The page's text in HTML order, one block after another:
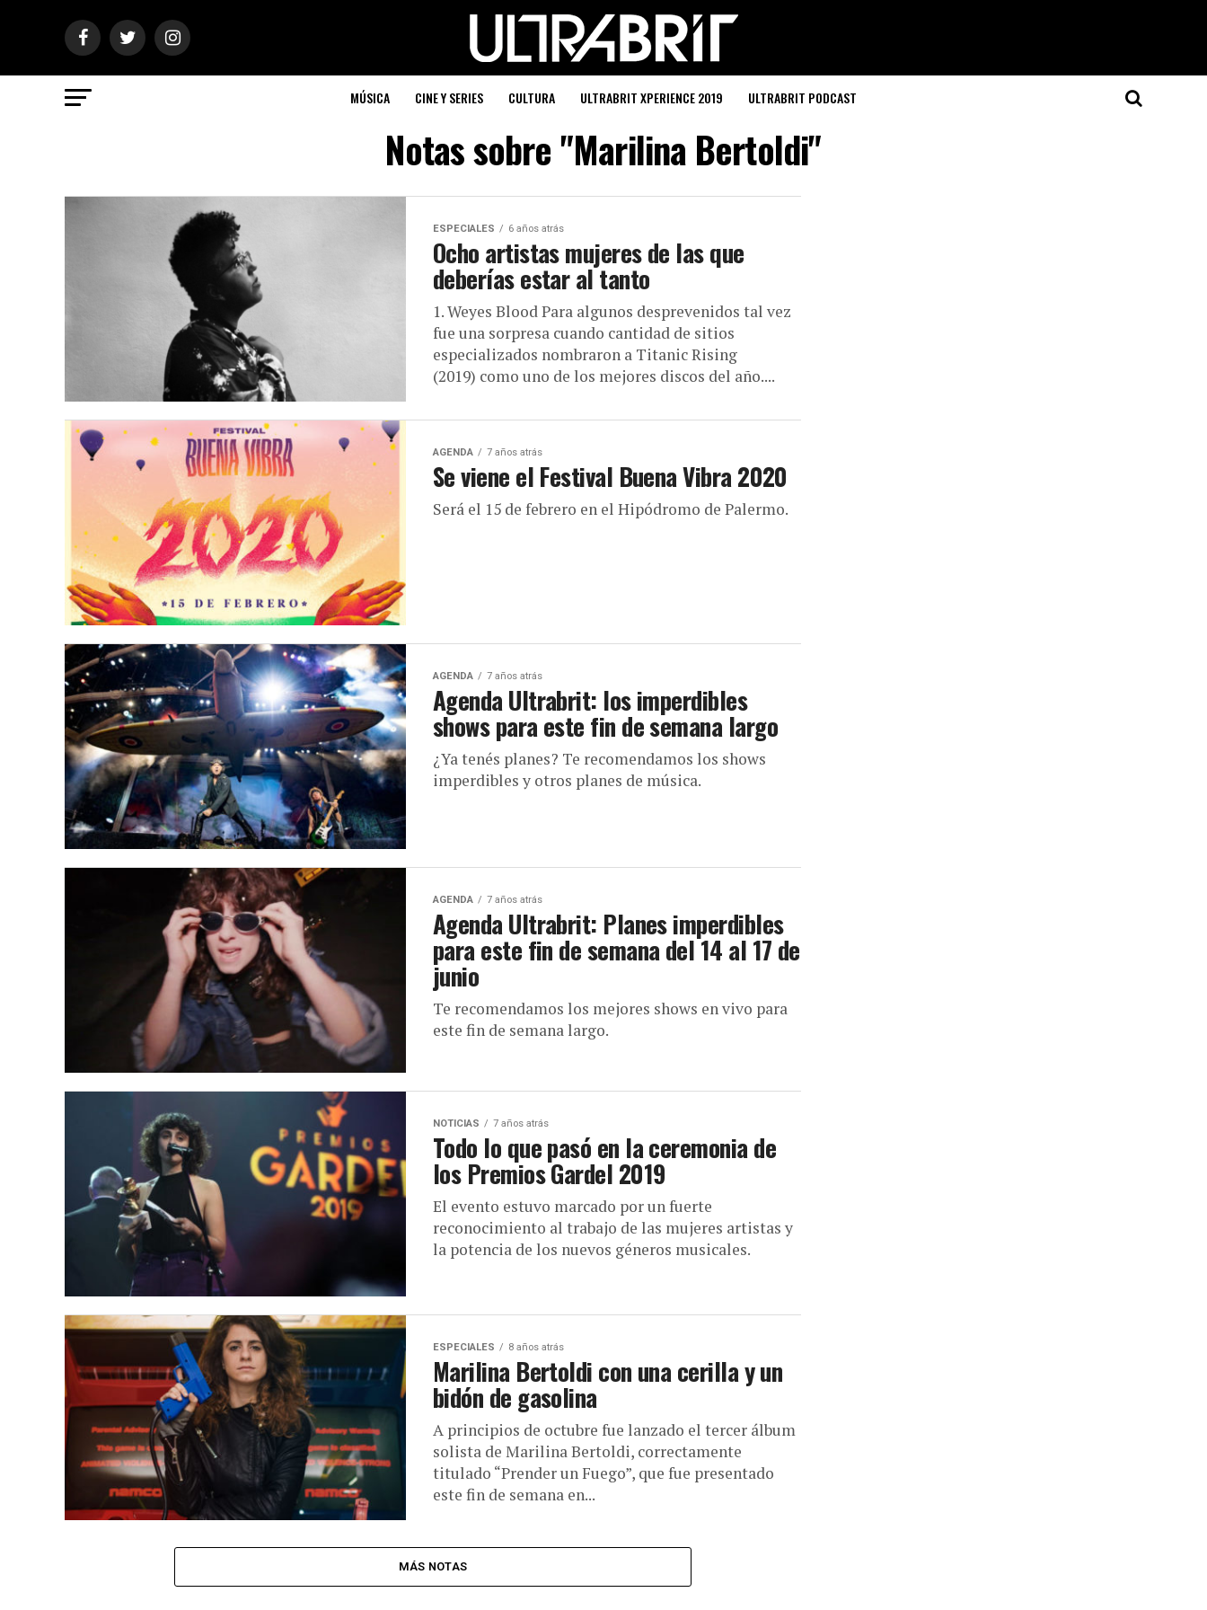
MÚSICA CINE Y SERIES CULTURA ULTRABRIT XPERIENCE 2019 ULTRABRIT PODCAST
Notas sobre "Marilina Bertoldi"
ESPECIALES 6 años atrás
Ocho artistas mujeres de las que
deberías estar al tanto
1. Weyes Blood Para algunos desprevenidos tal vez
fue una sorpresa cuando cantidad de sitios
especializados nombraron a Titanic Rising
(2019) como uno de los mejores discos del año....
AGENDA 7 años atrás
Se viene el Festival Buena Vibra 2020
Será el 15 de febrero en el Hipódromo de Palermo.
AGENDA 7 años atrás
Agenda Ultrabrit: los imperdibles
shows para este fin de semana largo
¿Ya tenés planes? Te recomendamos los shows
imperdibles y otros planes de música.
AGENDA 7 años atrás
Agenda Ultrabrit: Planes imperdibles
para este fin de semana del 14 al 17 de
junio
Te recomendamos los mejores shows en vivo para
este fin de semana largo.
NOTICIAS 7 años atrás
Todo lo que pasó en la ceremonia de
los Premios Gardel 2019
El evento estuvo marcado por un fuerte
reconocimiento al trabajo de las mujeres artistas y
la potencia de los nuevos géneros musicales.
ESPECIALES 8 años atrás
Marilina Bertoldi con una cerilla y un
bidón de gasolina
A principios de octubre fue lanzado el tercer álbum
solista de Marilina Bertoldi, correctamente
titulado “Prender un Fuego”, que fue presentado
este fin de semana en...
MÁS NOTAS